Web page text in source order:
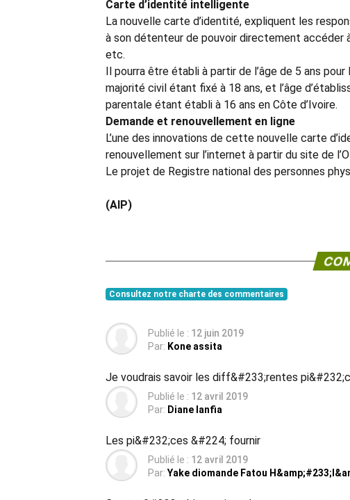
Carte d’identité intelligente
La nouvelle carte d’identité, expliquent les
à son détenteur de pouvoir directement accéder
etc.
Il pourra être établi à partir de l’âge de 5 ans
majorité civil étant fixé à 18 ans, et l’âge
parentale étant établi à 16 ans en Côte d’Ivoire.
Demande et renouvellement en ligne
L’une des innovations de cette nouvelle carte
renouvellement sur l’internet à partir du site de
Le projet de Registre national des personnes
(AIP)
Consultez notre charte des commentaires
Publié le : 12 juin 2019
Par: Kone assita
Je voudrais savoir les diff&#233;rentes
Publié le : 12 avril 2019
Par: Diane lanfia
Les pi&#232;ces &#224; fournir
Publié le : 12 avril 2019
Par: Yake diomande Fatou